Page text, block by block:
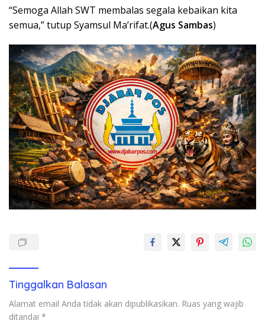
“Semoga Allah SWT membalas segala kebaikan kita
semua,” tutup Syamsul Ma’rifat.(Agus Sambas)
Tinggalkan Balasan
Alamat email Anda tidak akan dipublikasikan. Ruas yang wajib
ditandai *